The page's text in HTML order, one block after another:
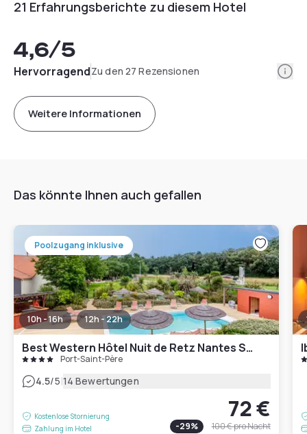
21 Erfahrungsberichte zu diesem Hotel
4,6/5
HervorragendZu den 27 Rezensionen
Weitere Informationen
Das könnte Ihnen auch gefallen
Poolzugang inklusive
10h - 16h 12h - 22h
Best Western Hôtel Nuit de Retz Nantes Sud
Port-Saint-Père
4.5/5|14 Bewertungen
Kostenlose Stornierung
Zahlung im Hotel
72 €
-29% 100 €pro Nacht